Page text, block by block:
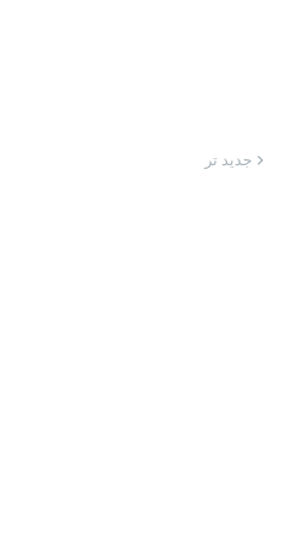
جدید تر